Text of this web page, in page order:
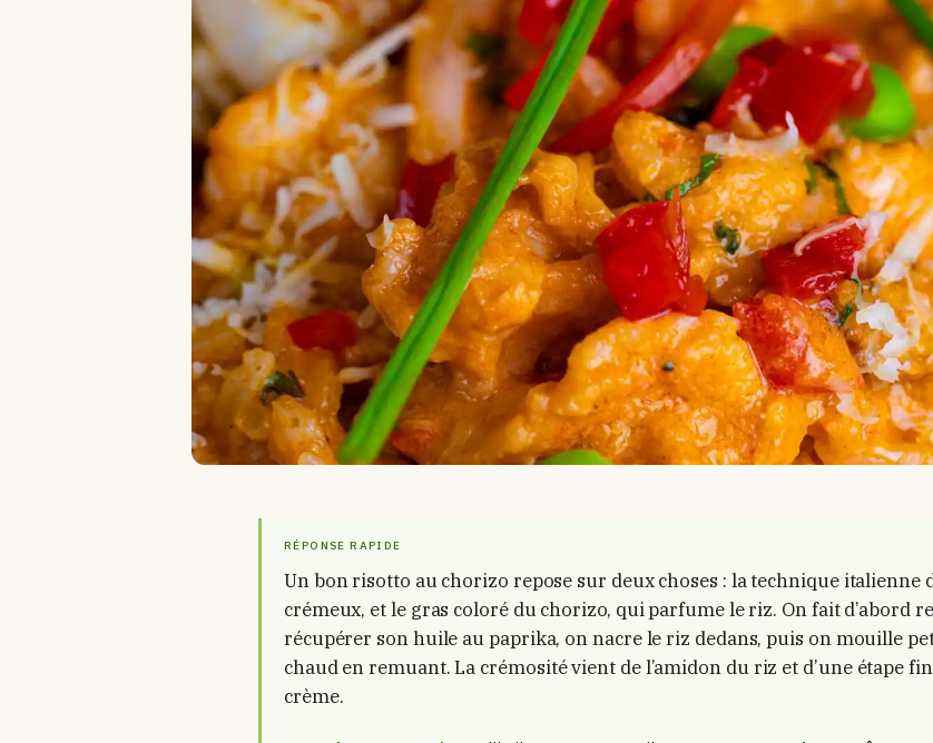
RÉPONSE RAPIDE
Un bon risotto au chorizo repose sur deux choses : la technique italienne
crémeux, et le gras coloré du chorizo, qui parfume le riz. On fait d’abord
récupérer son huile au paprika, on nacre le riz dedans, puis on mouille
chaud en remuant. La crémosité vient de l’amidon du riz et d’une étape
crème.